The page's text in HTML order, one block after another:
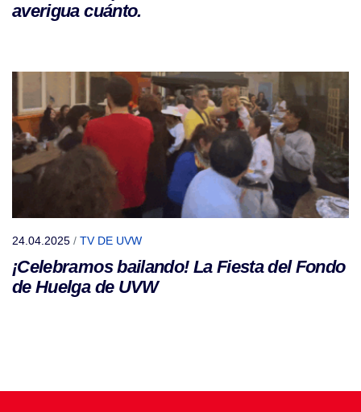
averigua cuánto.
24.04.2025 / TV DE UVW
¡Celebramos bailando! La Fiesta del Fondo
de Huelga de UVW